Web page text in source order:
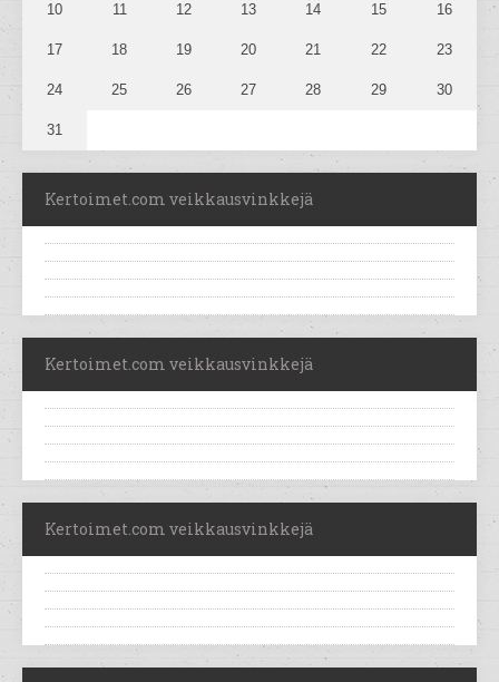
10 11 12 13 14 15 16
17 18 19 20 21 22 23
24 25 26 27 28 29 30
31
Kertoimet.com veikkausvinkkejä
Kertoimet.com veikkausvinkkejä
Kertoimet.com veikkausvinkkejä